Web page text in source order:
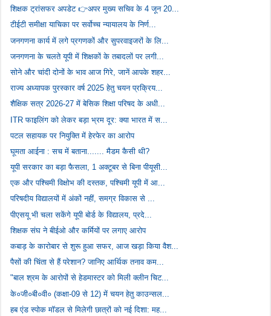
शिक्षक ट्रांसफर अपडेट 👉अपर मुख्य सचिव के 4 जून 20...
टीईटी समीक्षा याचिका पर सर्वोच्च न्यायालय के निर्ण...
जनगणना कार्य में लगे प्रगणकों और सुपरवाइजरों के लि...
जनगणना के चलते यूपी में शिक्षकों के तबादलों पर लगी...
सोने और चांदी दोनों के भाव आज गिरे, जानें आपके शहर...
राज्य अध्यापक पुरस्कार वर्ष 2025 हेतु चयन प्रक्रिय...
शैक्षिक सत्र 2026-27 में बेसिक शिक्षा परिषद के अधी...
ITR फाइलिंग को लेकर बड़ा भ्रम दूर: क्या भारत में स...
पटल सहायक पर नियुक्ति में हेरफेर का आरोप
घूमता आईना : सच में बताना....... मैडम कैसी थी?
यूपी सरकार का बड़ा फैसला, 1 अक्टूबर से बिना पीयूसी...
एक और पश्चिमी विक्षोभ की दस्तक, पश्चिमी यूपी में आ...
परिषदीय विद्यालयों में अंकों नहीं, समग्र विकास से ...
पीएसयू भी चला सकेंगे यूपी बोर्ड के विद्यालय, प्रदे...
शिक्षक संघ ने बीईओ और कर्मियों पर लगाए आरोप
कबाड़ के कारोबार से शुरू हुआ सफर, आज खड़ा किया वैश...
पैसों की चिंता से हैं परेशान? जानिए आर्थिक तनाव कम...
"बाल श्रम के आरोपों से हेडमास्टर को मिली क्लीन चिट...
के०जी०बी०वी० (कक्षा-09 से 12) में चयन हेतु काउन्सल...
हब एंड स्पोक मॉडल से मिलेगी छात्रों को नई दिशा: मह...